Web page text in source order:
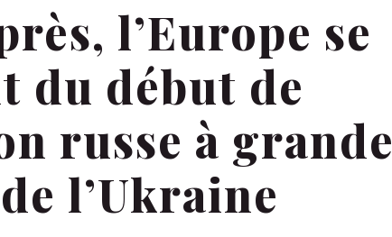
l’Europe se
du début de
russe à grande
l’Ukraine